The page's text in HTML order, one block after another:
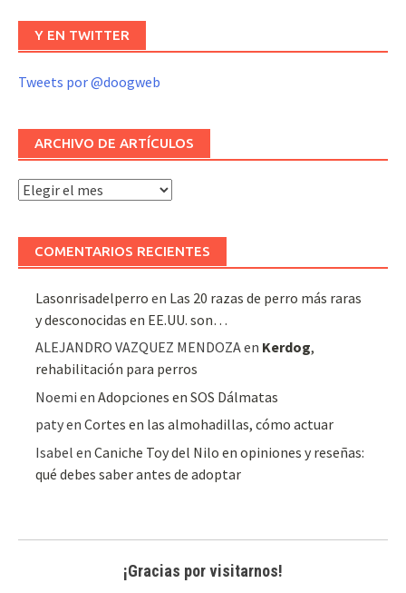
Y EN TWITTER
Tweets por @doogweb
ARCHIVO DE ARTÍCULOS
Archivo
COMENTARIOS RECIENTES
Lasonrisadelperro en Las 20 razas de perro más raras
y desconocidas en EE.UU. son…
ALEJANDRO VAZQUEZ MENDOZAen Kerdog,
rehabilitación para perros
Noemi enAdopciones en SOS Dálmatas
patyenCortes en las almohadillas, cómo actuar
Isabel enCaniche Toy del Nilo en opiniones y reseñas:
qué debes saber antes de adoptar
¡Gracias por visitarnos!